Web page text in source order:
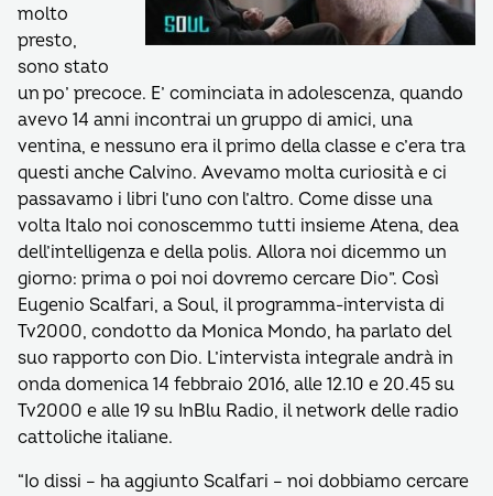
molto
presto,
sono stato
un po’ precoce. E’ cominciata in adolescenza, quando
avevo 14 anni incontrai un gruppo di amici, una
ventina, e nessuno era il primo della classe e c’era tra
questi anche Calvino. Avevamo molta curiosità e ci
passavamo i libri l’uno con l’altro. Come disse una
volta Italo noi conoscemmo tutti insieme Atena, dea
dell’intelligenza e della polis. Allora noi dicemmo un
giorno: prima o poi noi dovremo cercare Dio”. Così
Eugenio Scalfari, a Soul, il programma-intervista di
Tv2000, condotto da Monica Mondo, ha parlato del
suo rapporto con Dio. L’intervista integrale andrà in
onda domenica 14 febbraio 2016, alle 12.10 e 20.45 su
Tv2000 e alle 19 su InBlu Radio, il network delle radio
cattoliche italiane.
“Io dissi – ha aggiunto Scalfari – noi dobbiamo cercare